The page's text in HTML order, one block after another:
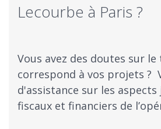
Lecourbe à Paris ?
Vous avez des doutes sur le
correspond à vos projets ?
d'assistance sur les
fiscaux et financiers de